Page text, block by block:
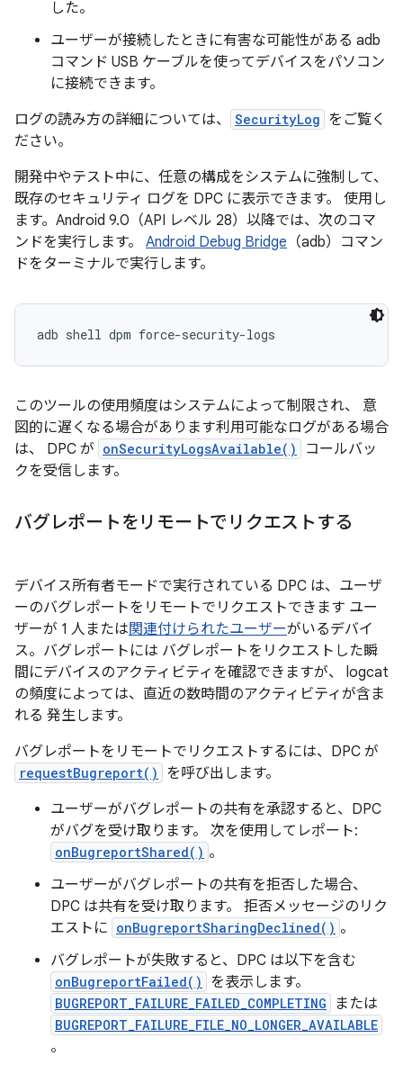
した。
ユーザーが接続したときに有害な可能性がある adb
コマンド USB ケーブルを使ってデバイスをパソコン
に接続できます。
ログの読み方の詳細については、
SecurityLog をご覧く
ださい。
開発中やテスト中に、任意の構成をシステムに強制して、
既存のセキュリティ ログを DPC に表示できます。 使用し
ます。Android 9.0（API レベル 28）以降では、次のコマ
ンドを実行します。 Android Debug Bridge （adb）コマン
ドをターミナルで実行します。
adb shell dpm force-security-logs
このツールの使用頻度はシステムによって制限され、 意
図的に遅くなる場合があります利用可能なログがある場合
は、 DPC が onSecurityLogsAvailable()
コールバッ
クを受信します。
バグレポートをリモートでリクエストする
デバイス所有者モードで実行されている DPC は、ユーザ
ーのバグレポートをリモートでリクエストできます ユー
ザーが 1 人または関連付けられたユーザーがいるデバイ
ス。バグレポートには バグレポートをリクエストした瞬
間にデバイスのアクティビティを確認できますが、 logcat
の頻度によっては、直近の数時間のアクティビティが含ま
れる 発生します。
バグレポートをリモートでリクエストするには、DPC が
requestBugreport()
を呼び出します。
ユーザーがバグレポートの共有を承認すると、DPC
がバグを受け取ります。 次を使用してレポート:
onBugreportShared() 。
ユーザーがバグレポートの共有を拒否した場合、
DPC は共有を受け取ります。 拒否メッセージのリク
エストに onBugreportSharingDeclined() 。
バグレポートが失敗すると、DPC は以下を含む
onBugreportFailed() を表示します。
BUGREPORT_FAILURE_FAILED_COMPLETING または
BUGREPORT_FAILURE_FILE_NO_LONGER_AVAILABLE
。